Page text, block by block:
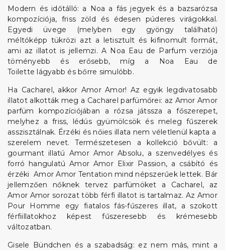
Modern és időtálló: a Noa a fás jegyek és a bazsarózsa
kompozíciója, friss zöld és édesen púderes virágokkal.
Egyedi üvege (melyben egy gyöngy található)
méltóképp tükrözi azt a letisztult és kifinomult formát,
ami az illatot is jellemzi. A Noa Eau de Parfum verziója
töményebb és erősebb, míg a Noa Eau de
Toilette lágyabb és bőrre simulóbb.
Ha Cacharel, akkor Amor Amor! Az egyik legdivatosabb
illatot alkották meg a Cacharel parfümőrei: az Amor Amor
parfüm kompozíciójában a rózsa játssza a főszerepet,
melyhez a friss, lédús gyümölcsök és meleg fűszerek
asszisztálnak. Érzéki és nőies illata nem véletlenül kapta a
szerelem nevet. Természetesen a kollekció bővült: a
gourmant illatú Amor Amor Absolu, a szenvedélyes és
forró hangulatú Amor Amor Elixir Passion, a csábító és
érzéki Amor Amor Tentation mind népszerűek lettek. Bár
jellemzően nőknek tervez parfümöket a Cacharel, az
Amor Amor sorozat több férfi illatot is tartalmaz. Az Amor
Pour Homme egy fiatalos fás-fűszeres illat, a szokott
férfiillatokhoz képest fűszeresebb és krémesebb
változatban.
Gisele Bündchen és a szabadság: ez nem más, mint a